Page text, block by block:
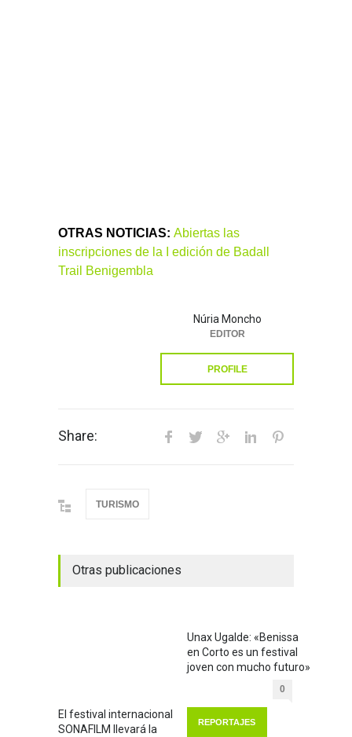
OTRAS NOTICIAS: Abiertas las
inscripciones de la I edición de Badall
Trail Benigembla
Núria Moncho
EDITOR
PROFILE
Share:
TURISMO
Otras publicaciones
El festival internacional
SONAFILM llevará la
Unax Ugalde: «Benissa
en Corto es un festival
joven con mucho futuro»
0
REPORTAJES